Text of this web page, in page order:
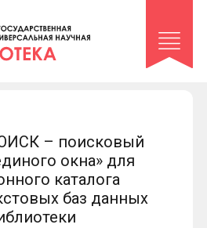
архив»
– поисковый
окна» для
каталога
баз данных